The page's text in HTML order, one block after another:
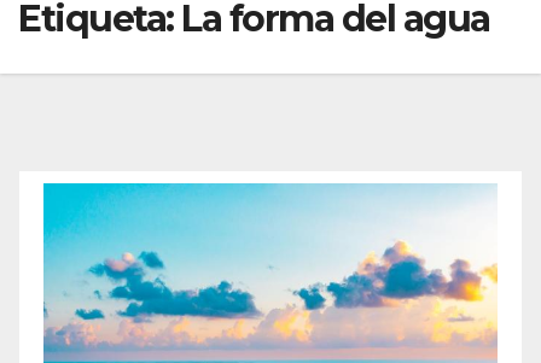
Etiqueta: La forma del agua